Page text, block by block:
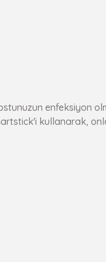
enfeksiyon
kullanarak,